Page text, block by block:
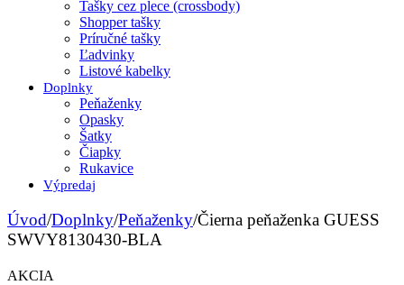
Tašky cez plece (crossbody)
Shopper tašky
Príručné tašky
Ľadvinky
Listové kabelky
Doplnky
Peňaženky
Opasky
Šatky
Čiapky
Rukavice
Výpredaj
Úvod/Doplnky/Peňaženky/Čierna peňaženka GUESS
SWVY8130430-BLA
AKCIA